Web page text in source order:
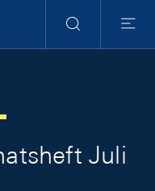
Suche
Menu
Juli